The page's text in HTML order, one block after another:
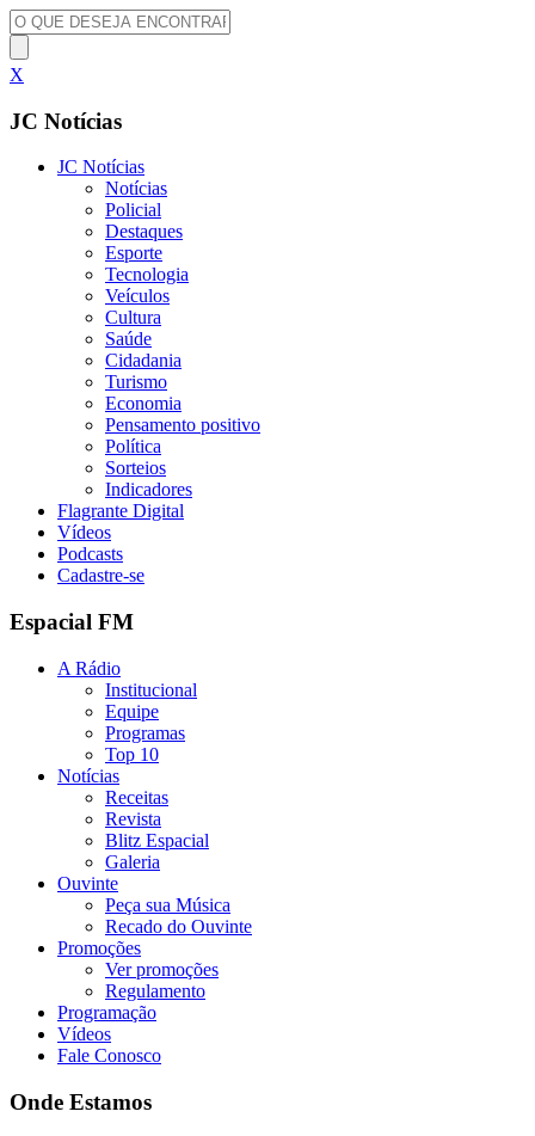
X
JC Notícias
JC Notícias
Notícias
Policial
Destaques
Esporte
Tecnologia
Veículos
Cultura
Saúde
Cidadania
Turismo
Economia
Pensamento positivo
Política
Sorteios
Indicadores
Flagrante Digital
Vídeos
Podcasts
Cadastre-se
Espacial FM
A Rádio
Institucional
Equipe
Programas
Top 10
Notícias
Receitas
Revista
Blitz Espacial
Galeria
Ouvinte
Peça sua Música
Recado do Ouvinte
Promoções
Ver promoções
Regulamento
Programação
Vídeos
Fale Conosco
Onde Estamos